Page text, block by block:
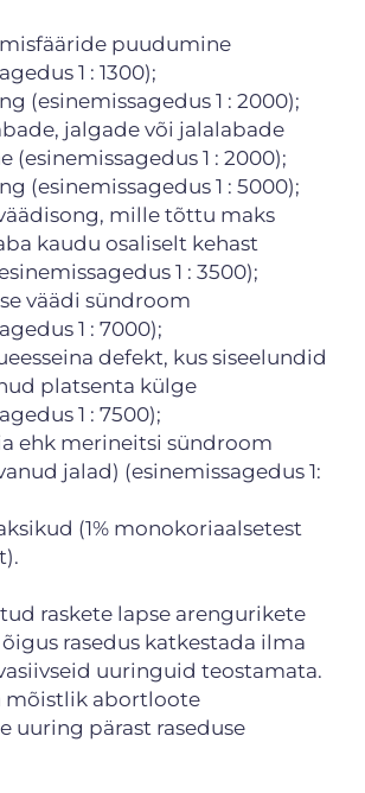
puudumine
1 : 1300);
(esinemissagedus 1 : 2000);
jalgade või jalalabade
(esinemissagedus 1 : 2000);
(esinemissagedus 1 : 5000);
mille tõttu maks
kaudu osaliselt kehast
1 : 3500);
väädi sündroom
1 : 7000);
defekt, kus siseelundid
platsenta külge
1 : 7500);
ehk merineitsi sündroom
jalad) (esinemissagedus 1:
(1% monokoriaalsetest
raskete lapse arengurikete
rasedus katkestada ilma
uuringuid teostamata.
mõistlik abortloote
uuring pärast raseduse